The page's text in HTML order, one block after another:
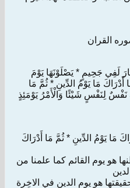
القران
لَفِي جَحِيمٍ * يَصْلَوْنَهَا يَوْمَ
أَدْرَاكَ مَا يَوْمُ الدِّينِ * ثُمَّ مَا
نَفْسٌ لِنَفْسٍ شَيْئًا وَالْأَمْرُ يَوْمَئِذٍ
مَا يَوْمُ الدِّينِ * ثُمَّ مَا أَدْرَاكَ
هو يوم القائم كما علمنا من
هو يوم الدين في الاخِرة